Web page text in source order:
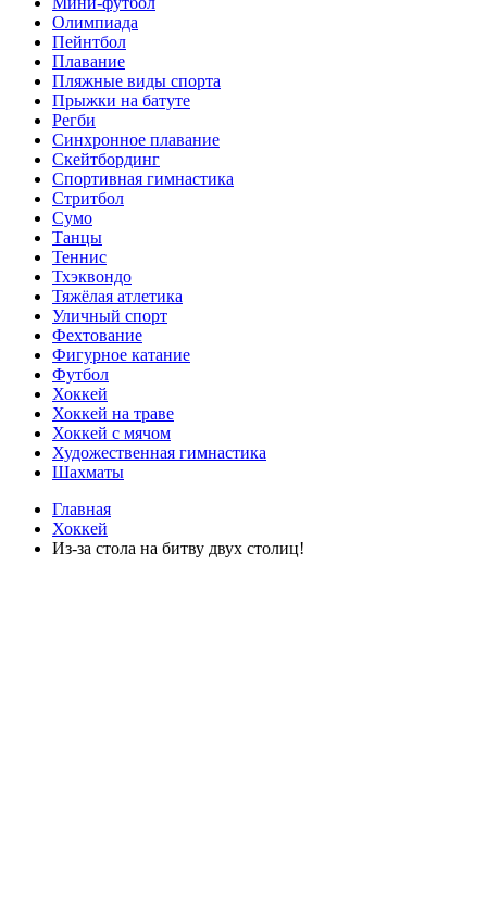
Олимпиада
Пейнтбол
Плавание
Пляжные виды спорта
Прыжки на батуте
Регби
Синхронное плавание
Скейтбординг
Спортивная гимнастика
Стритбол
Сумо
Танцы
Теннис
Тхэквондо
Тяжёлая атлетика
Уличный спорт
Фехтование
Фигурное катание
Футбол
Хоккей
Хоккей на траве
Хоккей с мячом
Художественная гимнастика
Шахматы
Главная
Хоккей
Из-за стола на битву двух столиц!